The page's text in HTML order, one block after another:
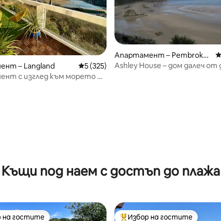
5, 399 отзива
– Langland Средна оценка: 5 от 5, 325 отзива
5 (325)
с изглед към морето в
Апартамент – Pembrokes
hire
Ashley House – дом далеч от
Къщи под наем с достъп до плажа
на гостите Избор на гостите